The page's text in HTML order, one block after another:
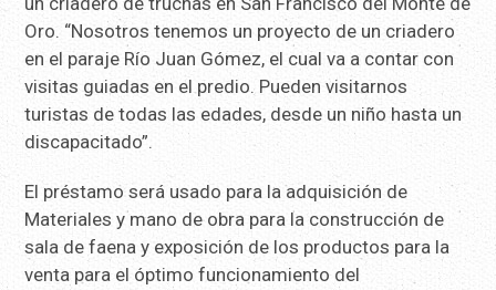
Oro. “Nosotros tenemos un proyecto de un criadero
en el paraje Río Juan Gómez, el cual va a contar con
visitas guiadas en el predio. Pueden visitarnos
turistas de todas las edades, desde un niño hasta un
discapacitado”.
El préstamo será usado para la adquisición de
Materiales y mano de obra para la construcción de
sala de faena y exposición de los productos para la
venta para el óptimo funcionamiento del